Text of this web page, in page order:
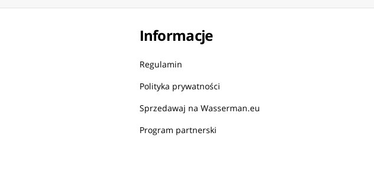
Informacje
Regulamin
Polityka prywatności
Sprzedawaj na Wasserman.eu
Program partnerski